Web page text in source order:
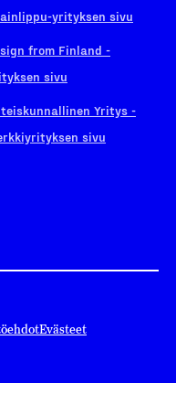
yrityksen sivu
from Finland -
sivu
Yritys -
sivu
Evästeet